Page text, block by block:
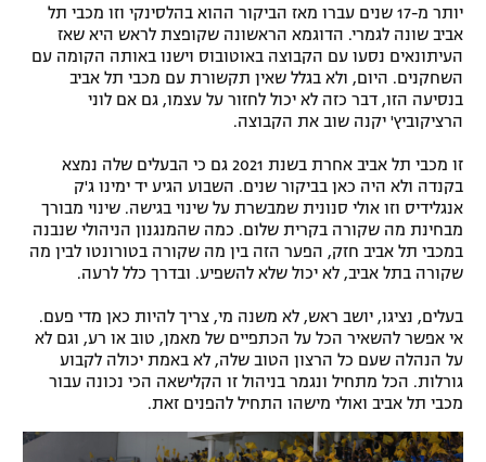
יותר מ-17 שנים עברו מאז הביקור ההוא בהלסינקי וזו מכבי תל
אביב שונה לגמרי. הדוגמא הראשונה שקופצת לראש היא שאז
העיתונאים נסעו עם הקבוצה באוטובוס וישנו באותה הקומה עם
השחקנים. היום, ולא בגלל שאין תקשורת עם מכבי תל אביב
בנסיעה הזו, דבר כזה לא יכול לחזור על עצמו, גם אם לוני
הרציקוביץ' יקנה שוב את הקבוצה.
זו מכבי תל אביב אחרת בשנת 2021 גם כי הבעלים שלה נמצא
בקנדה ולא היה כאן בביקור שנים. השבוע הגיע יד ימינו ג'ק
אנגלידיס וזו אולי סנונית שמבשרת על שינוי בגישה. שינוי מבורך
מבחינת מה שקורה בקרית שלום. כמה שהמנגנון הניהולי שנבנה
במכבי תל אביב חזק, הפער הזה בין מה שקורה בטורונטו לבין מה
שקורה בתל אביב, לא יכול שלא להשפיע. ובדרך כלל לרעה.
בעלים, נציגו, יושב ראש, לא משנה מי, צריך להיות כאן מדי פעם.
אי אפשר להשאיר הכל על הכתפיים של מאמן, טוב או רע, וגם לא
על הנהלה שעם כל הרצון הטוב שלה, לא באמת יכולה לקבוע
גורלות. הכל מתחיל ונגמר בניהול זו הקלישאה הכי נכונה עבור
מכבי תל אביב ואולי מישהו התחיל להפנים זאת.